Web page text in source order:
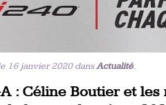
16 janvier 2020 dansActualité.
: Céline Boutier et